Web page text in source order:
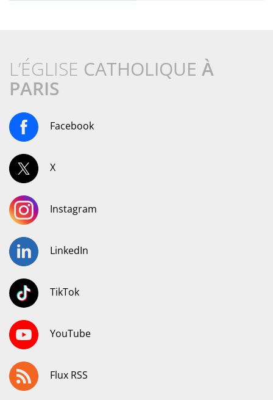
L’ÉGLISE CATHOLIQUE À
PARIS
Facebook
X
Instagram
LinkedIn
TikTok
YouTube
Flux RSS